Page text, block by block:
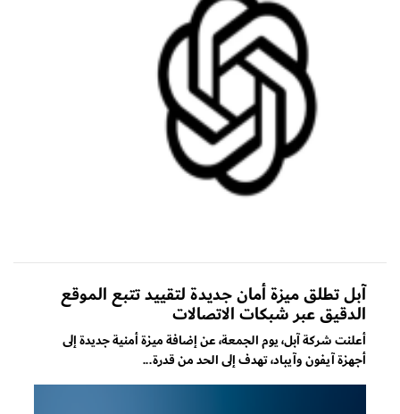
آبل تطلق ميزة أمان جديدة لتقييد تتبع الموقع
الدقيق عبر شبكات الاتصالات
أعلنت شركة آبل، يوم الجمعة، عن إضافة ميزة أمنية جديدة إلى
أجهزة آيفون وآيباد، تهدف إلى الحد من قدرة...